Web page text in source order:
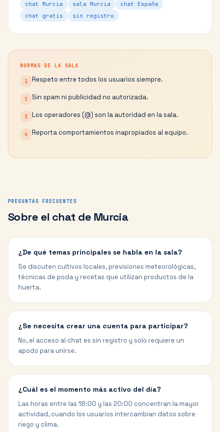
chat Murcia sala Murcia
chat España
chat gratis
sin registro
NORMAS DE LA SALA
1 Respeto entre todos los usuarios siempre.
2 Sin spam ni publicidad no autorizada.
3 Los operadores (@) son la autoridad en la sala.
4 Reporta comportamientos inapropiados al equipo.
PREGUNTAS FRECUENTES
Sobre el chat de Murcia
¿De qué temas principales se habla en la sala?
Se discuten cultivos locales, previsiones meteorológicas,
técnicas de poda y recetas que utilizan productos de la
huerta.
¿Se necesita crear una cuenta para participar?
No, el acceso al chat es sin registro y solo requiere un
apodo para unirse.
¿Cuál es el momento más activo del día?
Las horas entre las 18:00 y las 20:00 concentran la mayor
actividad, cuando los usuarios intercambian datos sobre
riego y clima.